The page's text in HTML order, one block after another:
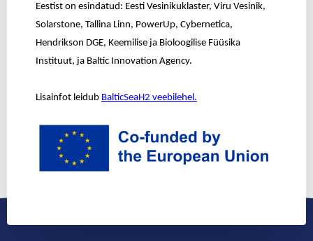
Eestist on esindatud: Eesti Vesinikuklaster, Viru Vesinik,
Solarstone, Tallina Linn, PowerUp, Cybernetica,
Hendrikson DGE, Keemilise ja Bioloogilise Füüsika
Instituut, ja Baltic Innovation Agency.
Lisainfot leidub BalticSeaH2 veebilehel.